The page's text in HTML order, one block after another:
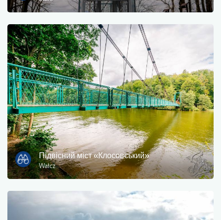
Підвісний міст «Клосовський»
Wałcz
Пором
природа
Залізнична станція
Точка зору
Магазин і велосипедний сервіс
спорт і відпочинок
вода
Пам'ятник
Історичні церкви